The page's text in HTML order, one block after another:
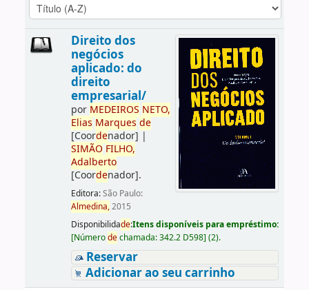
Direito dos
negócios
aplicado: do
direito
empresarial/
por MEDEIROS NETO,
Elias Marques de
[Coordenador] |
SIMÃO FILHO,
Adalberto
[Coordenador].
Editora:São Paulo:
Almedina,2015
Disponibilidade:Itens disponíveis para empréstimo:
[Númerodechamada:342.2 D598] (2).
Reservar
Adicionar ao seu carrinho